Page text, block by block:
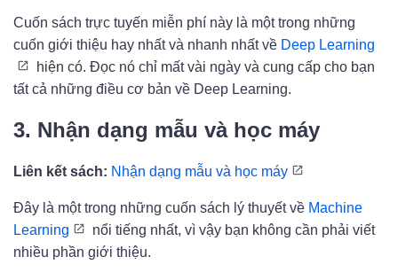
Cuốn sách trực tuyến miễn phí này là một trong những
cuốn giới thiệu hay nhất và nhanh nhất về Deep Learning
hiện có. Đọc nó chỉ mất vài ngày và cung cấp cho bạn
tất cả những điều cơ bản về Deep Learning.
3. Nhận dạng mẫu và học máy
Liên kết sách: Nhận dạng mẫu và học máy
Đây là một trong những cuốn sách lý thuyết về Machine
Learning
nổi tiếng nhất, vì vậy bạn không cần phải viết
nhiều phần giới thiệu.